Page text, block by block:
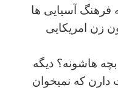
آسیایی ها
زن امریکایی
هاشونه؟ دیگه
که نمیخوان